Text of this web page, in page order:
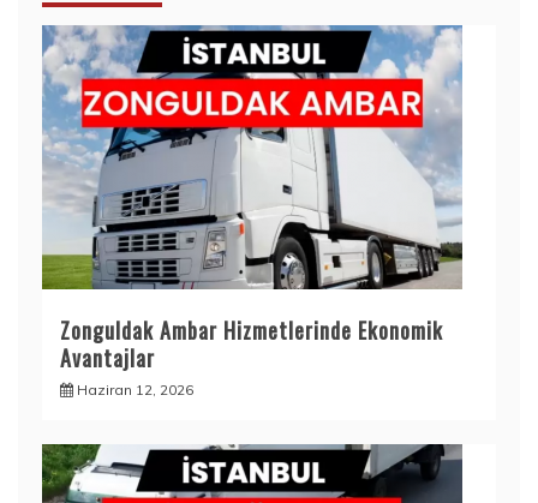
Zonguldak Ambar Hizmetlerinde Ekonomik
Avantajlar
Haziran 12, 2026